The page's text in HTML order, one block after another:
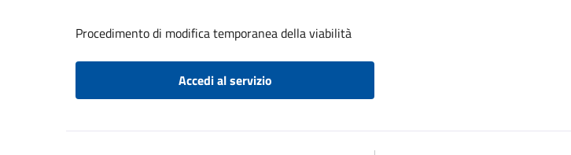
Procedimento di modifica temporanea della viabilità
Accedi al servizio